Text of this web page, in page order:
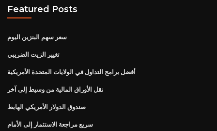
Featured Posts
سعر سهم البنزين اليوم
تغيير الزيت الضريبي
أفضل برامج التداول في الولايات المتحدة الأمريكية
نقل الأوراق المالية من وسيط إلى آخر
صندوق الدولار الأمريكي الهابط
سريع مراجعة الاستثمار إلى الأمام